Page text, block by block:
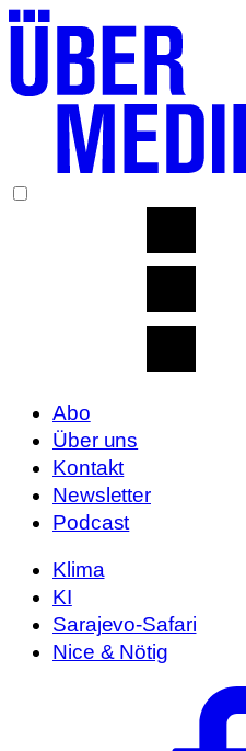
Abo
Über uns
Kontakt
Newsletter
Podcast
Klima
KI
Sarajevo-Safari
Nice & Nötig